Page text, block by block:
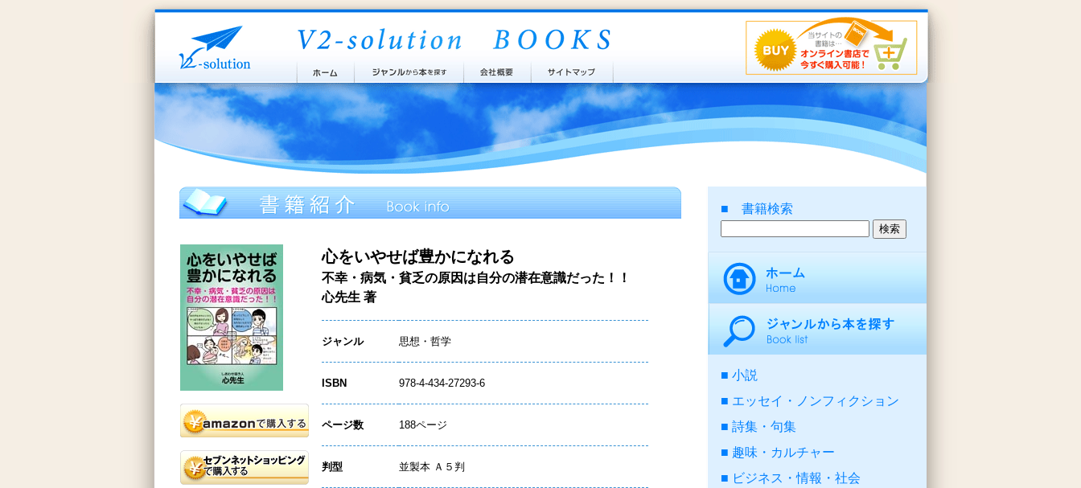
心をいやせば豊かになれる
不幸・病気・貧乏の原因は自分の潜在意識だった！！
心先生 著
ジャンル 思想・哲学
ISBN 978-4-434-27293-6
ページ数 188ページ
判型 並製本 Ａ５判
■ 書籍検索
小説
エッセイ・ノンフィクション
詩集・句集
趣味・カルチャー
ビジネス・情報・社会